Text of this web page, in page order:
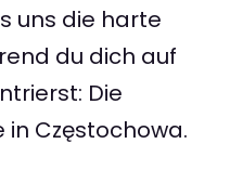
uns die harte
du dich auf
Die
in Częstochowa.